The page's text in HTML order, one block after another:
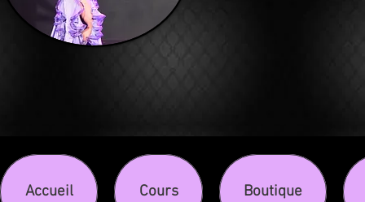
Accueil Cours Boutique